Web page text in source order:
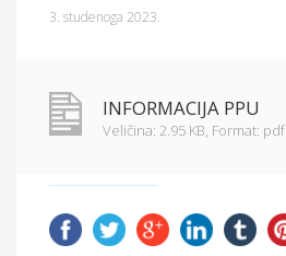
3. studenoga 2023.
INFORMACIJA PPU
Veličina: 2.95 KB, Format: pdf